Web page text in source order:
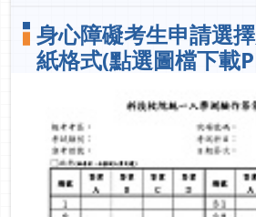
身心障礙考生申請選
紙格式(點選圖檔下載